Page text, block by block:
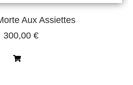
Aux Assiettes
300,00 €